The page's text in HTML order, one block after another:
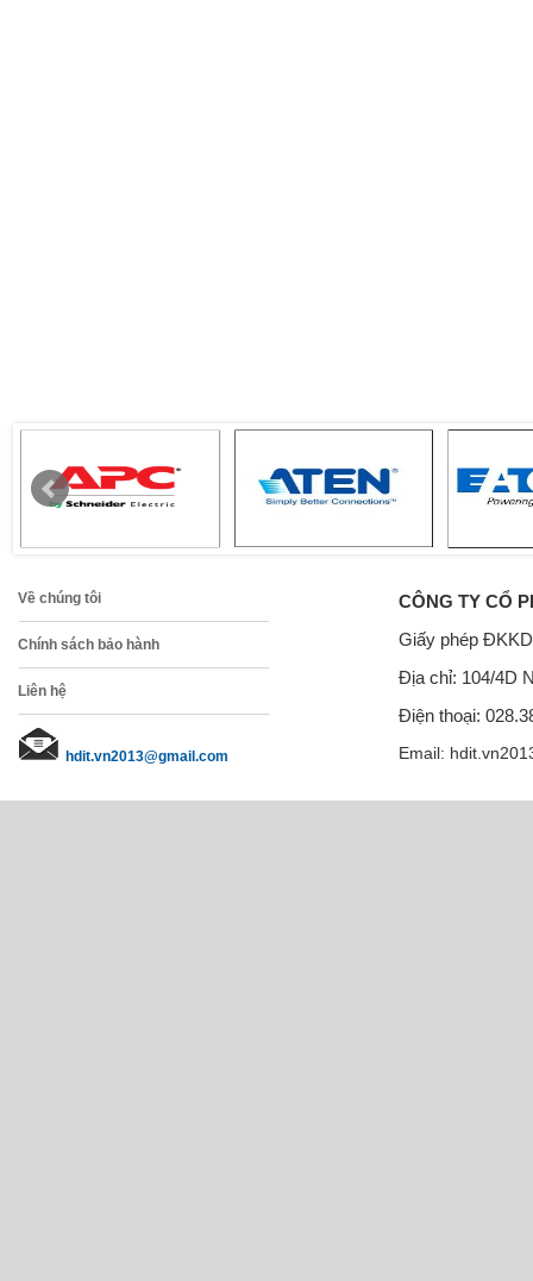
Về chúng tôi
Chính sách bảo hành
Liên hệ
hdit.vn2013@gmail.com
CÔNG TY CỔ
Giấy phép
Địa chỉ: 104/4D
Điện thoại:
Email: